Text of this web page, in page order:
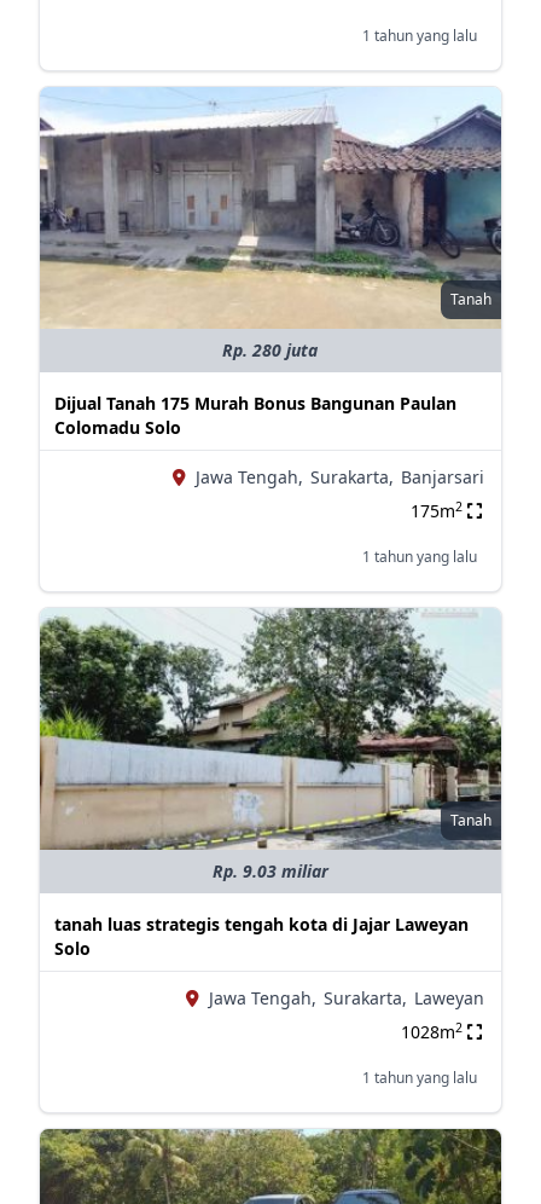
1 tahun yang lalu
Tanah
Rp. 280 juta
Dijual Tanah 175 Murah Bonus Bangunan Paulan
Colomadu Solo
Jawa Tengah, Surakarta, Banjarsari
175m2
1 tahun yang lalu
Tanah
Rp. 9.03 miliar
tanah luas strategis tengah kota di Jajar Laweyan
Solo
Jawa Tengah, Surakarta, Laweyan
1028m2
1 tahun yang lalu